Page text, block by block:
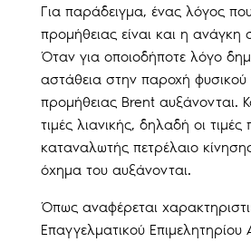
Για παράδειγμα, ένας λόγος που
προμήθειας είναι και η ανάγκη
Όταν για οποιοδήποτε λόγο
αστάθεια στην παροχή φυσικού
προμήθειας Brent αυξάνονται.
τιμές λιανικής, δηλαδή οι
καταναλωτής πετρέλαιο
όχημα του αυξάνονται.
Όπως αναφέρεται
Επαγγελματικού